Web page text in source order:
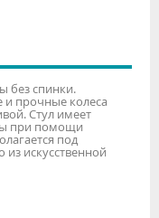
без спинки.
и прочные колеса
Стул имеет
при помощи
под
из искусственной